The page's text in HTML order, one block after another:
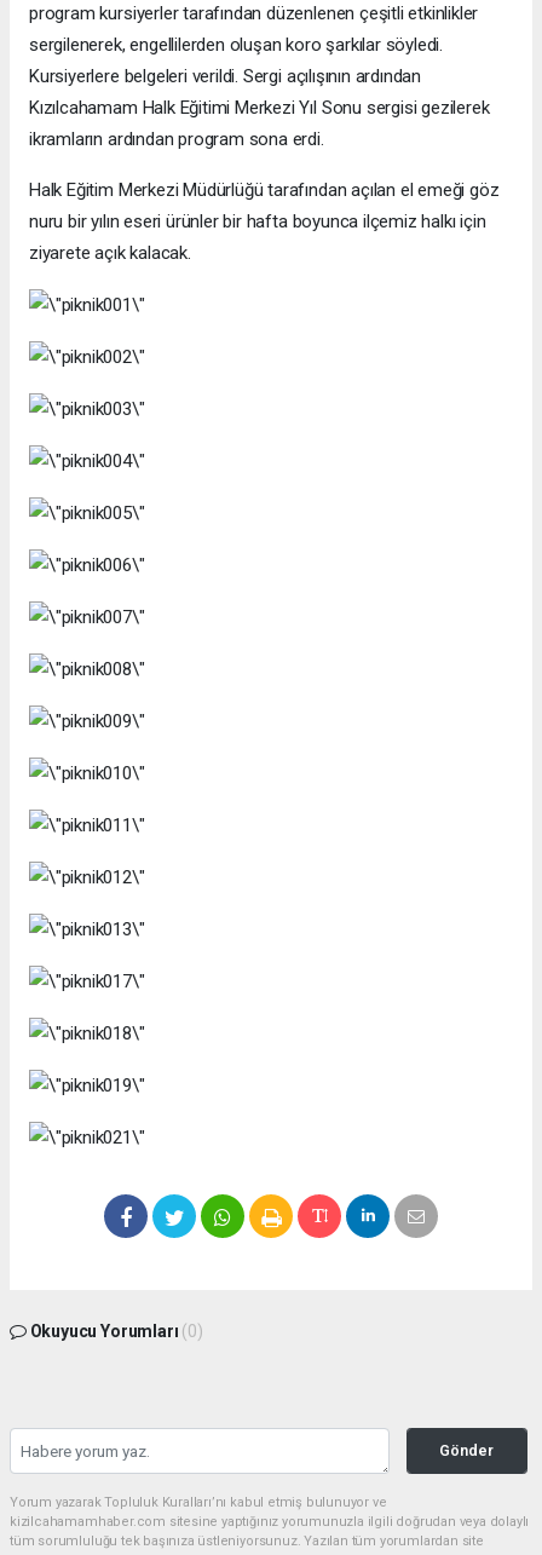
program kursiyerler tarafından düzenlenen çeşitli etkinlikler
sergilenerek, engellilerden oluşan koro şarkılar söyledi.
Kursiyerlere belgeleri verildi. Sergi açılışının ardından
Kızılcahamam Halk Eğitimi Merkezi Yıl Sonu sergisi gezilerek
ikramların ardından program sona erdi.
Halk Eğitim Merkezi Müdürlüğü tarafından açılan el emeği göz
nuru bir yılın eseri ürünler bir hafta boyunca ilçemiz halkı için
ziyarete açık kalacak.
Okuyucu Yorumları (0)
Gönder
Yorum yazarak Topluluk Kuralları’nı kabul etmiş bulunuyor ve
kizilcahamamhaber.com sitesine yaptığınız yorumunuzla ilgili doğrudan veya dolaylı
tüm sorumluluğu tek başınıza üstleniyorsunuz. Yazılan tüm yorumlardan site